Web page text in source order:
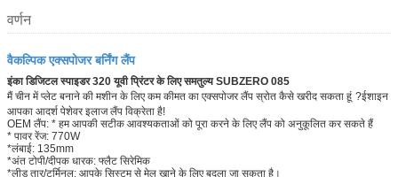
वर्णन
वैकल्पिक एक्सपोजर बर्निंग लैंप
इंका डिजिटल स्पाइडर 320 यूवी प्रिंटर के लिए समतुल्य SUBZERO 085
मैं चीन में प्लेट बनाने की मशीन के लिए कम कीमत का एक्सपोजर लैंप स्रोत कैसे खरीद सकता हूं ?ईशाइन
आपका आदर्श पेशेवर इलाज लैंप विक्रेता है!
OEM लैंप: * हम आपकी सटीक आवश्यकताओं को पूरा करने के लिए लैंप को अनुकूलित कर सकते हैं
* पावर रेंज: 770W
*लंबाई: 135mm
*अंत टोपी/दीपक धारक: फ्लैट सिरेमिक
*लीड तार/टर्मिनल: आपके सिस्टम से मेल खाने के लिए बदला जा सकता है।